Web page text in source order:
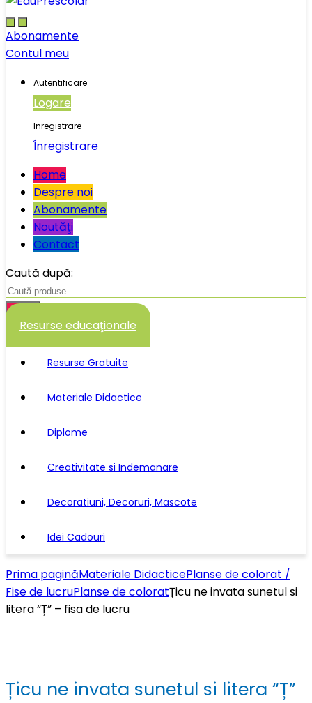
Abonamente
Contul meu
Autentificare
Logare
Inregistrare
Înregistrare
Home
Despre noi
Abonamente
Noutăţi
Contact
Caută după:
Caută
Resurse educaţionale
Resurse Gratuite
Materiale Didactice
Diplome
Creativitate si Indemanare
Decoratiuni, Decoruri, Mascote
Idei Cadouri
Prima paginăMateriale DidacticePlanse de colorat /
Fise de lucruPlanse de coloratȚicu ne invata sunetul si
litera “Ț” – fisa de lucru
Țicu ne invata sunetul si litera “Ț”